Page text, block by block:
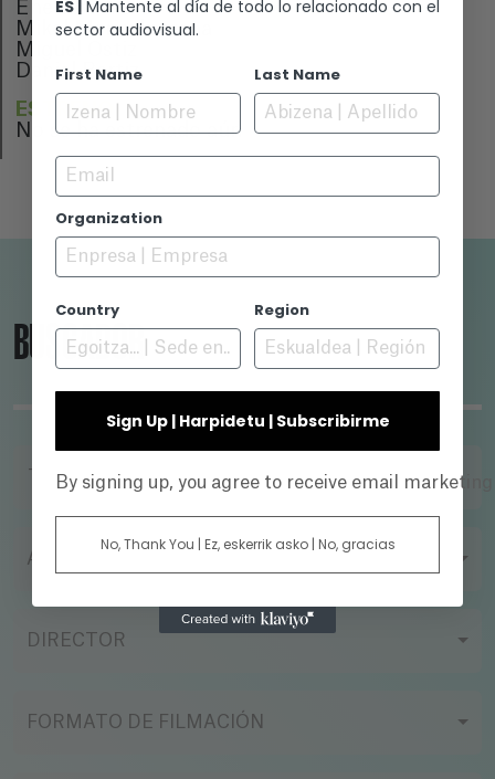
Eneit Bertiz
Mikel Mariezkurrena
Miguel Ostiz
Daniel Bertiz
ESTRENO
No se ha estrenado aún
BUSCADOR
TÍTULO
AÑO
DIRECTOR
FORMATO DE FILMACIÓN
ES | Mantente al día de todo lo relacionado con el
sector audiovisual.
First Name Last Name
Email
Organization
Country Region
Sign Up | Harpidetu | Subscribirme
By signing up, you agree to receive email
No, Thank You | Ez, eskerrik asko | No, gracias